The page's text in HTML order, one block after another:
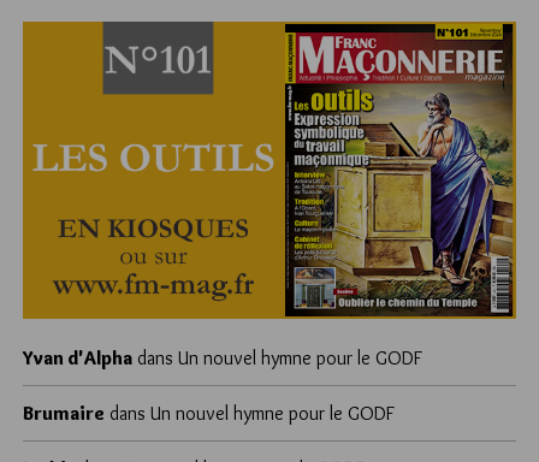
Yvan d'Alpha dans Un nouvel hymne pour le GODF
Brumaire dans Un nouvel hymne pour le GODF